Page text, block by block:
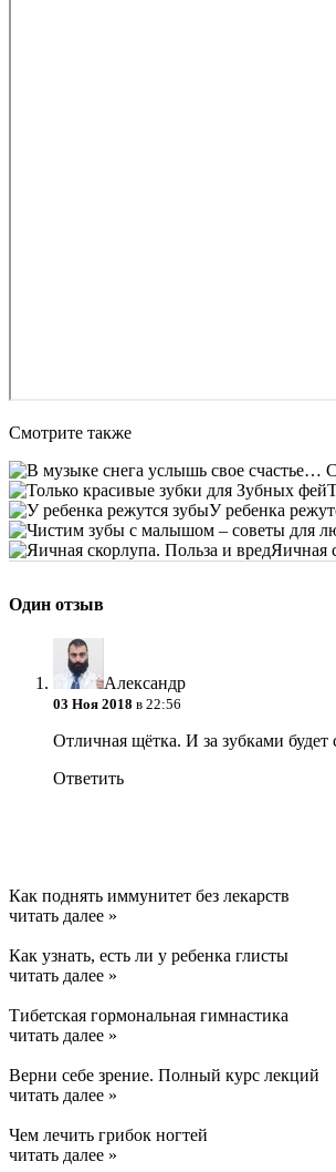
Смотрите также
У ребенка
Яичная
Один отзыв
Александр
03 Ноя 2018 в 22:56
Отличная щётка. И за зубками будет
Ответить
Как поднять иммунитет без лекарств
читать далее »
Как узнать, есть ли у ребенка глисты
читать далее »
Тибетская гормональная гимнастика
читать далее »
Верни себе зрение. Полный курс лекций
читать далее »
Чем лечить грибок ногтей
читать далее »